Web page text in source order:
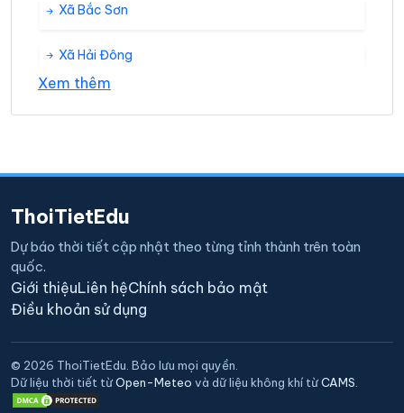
Xã Bắc Sơn
Xã Hải Đông
Xã Vạn Ninh
Xã Vĩnh Trung
Xem thêm
ThoiTietEdu
Dự báo thời tiết cập nhật theo từng tỉnh thành trên toàn
quốc.
Giới thiệuLiên hệChính sách bảo mật
Điều khoản sử dụng
© 2026 ThoiTietEdu. Bảo lưu mọi quyền.
Dữ liệu thời tiết từOpen-Meteo và dữ liệu không khí từCAMS